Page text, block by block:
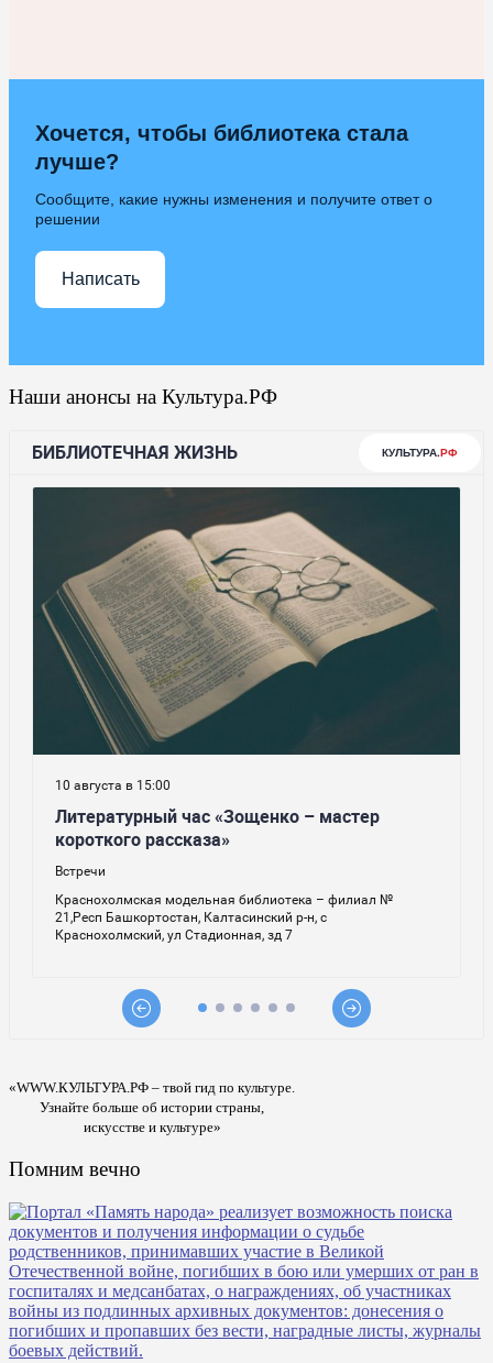
Хочется, чтобы библиотека стала
лучше?
Сообщите, какие нужны изменения и получите ответ о
решении
Написать
Наши анонсы на Культура.РФ
«WWW.КУЛЬТУРА.РФ – твой гид по культуре.
Узнайте больше об истории страны,
искусстве и культуре»
Помним вечно